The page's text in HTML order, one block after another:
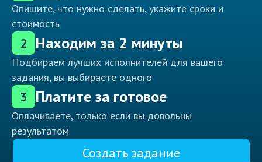
Опишите, что нужно сделать, укажите сроки и
стоимость
2 Находим за 2 минуты
Подбираем лучших исполнителей для вашего
задания, вы выбираете одного
3 Платите за готовое
Оплачиваете, только если вы довольны
результатом
Создать задание